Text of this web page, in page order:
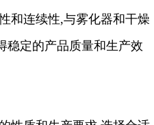
和连续性,与雾化器和干燥
稳定的产品质量和生产效